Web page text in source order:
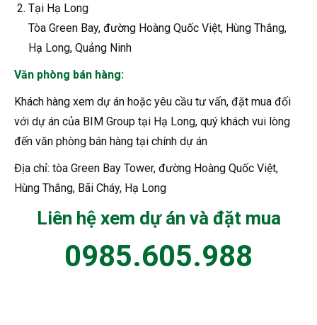
Tại Hạ Long
Tòa Green Bay, đường Hoàng Quốc Việt, Hùng Thắng,
Hạ Long, Quảng Ninh
Văn phòng bán hàng:
Khách hàng xem dự án hoặc yêu cầu tư vấn, đặt mua đối
với dự án của BIM Group tại Hạ Long, quý khách vui lòng
đến văn phòng bán hàng tại chính dự án
Địa chỉ: tòa Green Bay Tower, đường Hoàng Quốc Việt,
Hùng Thắng, Bãi Cháy, Hạ Long
Liên hệ xem dự án và đặt mua
0985.605.988